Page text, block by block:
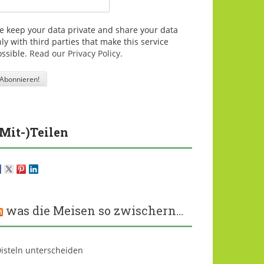
keep your data private and share your data
with third parties that make this service
Read our Privacy Policy.
)Teilen
was die Meisen so zwischern…
unterscheiden